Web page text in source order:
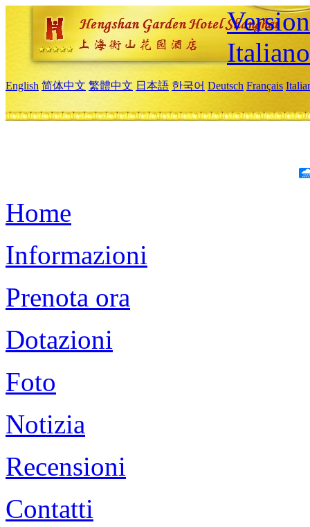
Italiano
English 简体中文 繁體中文 日本語 한국어 Deutsch Français
Home
Informazioni
Prenota ora
Dotazioni
Foto
Notizia
Recensioni
Contatti